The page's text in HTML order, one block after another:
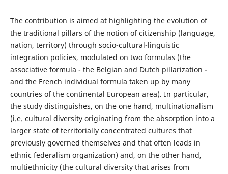
The contribution is aimed at highlighting the evolution of
the traditional pillars of the notion of citizenship (language,
nation, territory) through socio-cultural-linguistic
integration policies, modulated on two formulas (the
associative formula - the Belgian and Dutch pillarization -
and the French individual formula taken up by many
countries of the continental European area). In particular,
the study distinguishes, on the one hand, multinationalism
(i.e. cultural diversity originating from the absorption into a
larger state of territorially concentrated cultures that
previously governed themselves and that often leads in
ethnic federalism organization) and, on the other hand,
multiethnicity (the cultural diversity that arises from